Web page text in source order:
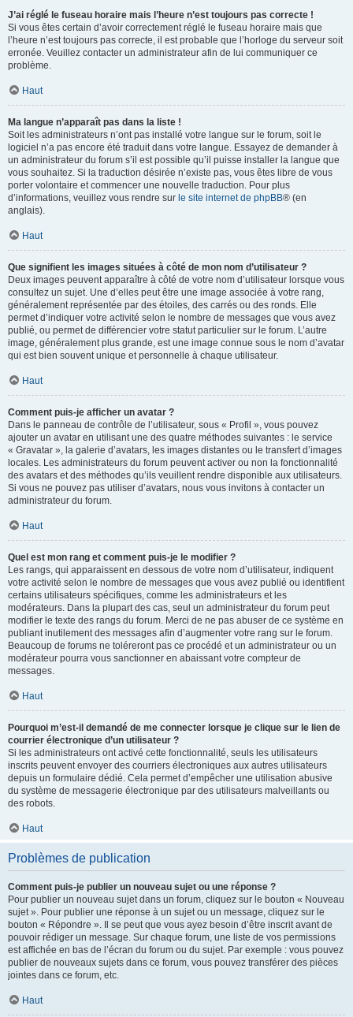
J’ai réglé le fuseau horaire mais l’heure n’est toujours pas correcte !
Si vous êtes certain d’avoir correctement réglé le fuseau horaire mais que
l’heure n’est toujours pas correcte, il est probable que l’horloge du serveur soit
erronée. Veuillez contacter un administrateur afin de lui communiquer ce
problème.
Haut
Ma langue n’apparaît pas dans la liste !
Soit les administrateurs n’ont pas installé votre langue sur le forum, soit le
logiciel n’a pas encore été traduit dans votre langue. Essayez de demander à
un administrateur du forum s’il est possible qu’il puisse installer la langue que
vous souhaitez. Si la traduction désirée n’existe pas, vous êtes libre de vous
porter volontaire et commencer une nouvelle traduction. Pour plus
d’informations, veuillez vous rendre sur le site internet de phpBB® (en
anglais).
Haut
Que signifient les images situées à côté de mon nom d’utilisateur ?
Deux images peuvent apparaître à côté de votre nom d’utilisateur lorsque vous
consultez un sujet. Une d’elles peut être une image associée à votre rang,
généralement représentée par des étoiles, des carrés ou des ronds. Elle
permet d’indiquer votre activité selon le nombre de messages que vous avez
publié, ou permet de différencier votre statut particulier sur le forum. L’autre
image, généralement plus grande, est une image connue sous le nom d’avatar
qui est bien souvent unique et personnelle à chaque utilisateur.
Haut
Comment puis-je afficher un avatar ?
Dans le panneau de contrôle de l’utilisateur, sous « Profil », vous pouvez
ajouter un avatar en utilisant une des quatre méthodes suivantes : le service
« Gravatar », la galerie d’avatars, les images distantes ou le transfert d’images
locales. Les administrateurs du forum peuvent activer ou non la fonctionnalité
des avatars et des méthodes qu’ils veuillent rendre disponible aux utilisateurs.
Si vous ne pouvez pas utiliser d’avatars, nous vous invitons à contacter un
administrateur du forum.
Haut
Quel est mon rang et comment puis-je le modifier ?
Les rangs, qui apparaissent en dessous de votre nom d’utilisateur, indiquent
votre activité selon le nombre de messages que vous avez publié ou identifient
certains utilisateurs spécifiques, comme les administrateurs et les
modérateurs. Dans la plupart des cas, seul un administrateur du forum peut
modifier le texte des rangs du forum. Merci de ne pas abuser de ce système en
publiant inutilement des messages afin d’augmenter votre rang sur le forum.
Beaucoup de forums ne toléreront pas ce procédé et un administrateur ou un
modérateur pourra vous sanctionner en abaissant votre compteur de
messages.
Haut
Pourquoi m’est-il demandé de me connecter lorsque je clique sur le lien de
courrier électronique d’un utilisateur ?
Si les administrateurs ont activé cette fonctionnalité, seuls les utilisateurs
inscrits peuvent envoyer des courriers électroniques aux autres utilisateurs
depuis un formulaire dédié. Cela permet d’empêcher une utilisation abusive
du système de messagerie électronique par des utilisateurs malveillants ou
des robots.
Haut
Problèmes de publication
Comment puis-je publier un nouveau sujet ou une réponse ?
Pour publier un nouveau sujet dans un forum, cliquez sur le bouton « Nouveau
sujet ». Pour publier une réponse à un sujet ou un message, cliquez sur le
bouton « Répondre ». Il se peut que vous ayez besoin d’être inscrit avant de
pouvoir rédiger un message. Sur chaque forum, une liste de vos permissions
est affichée en bas de l’écran du forum ou du sujet. Par exemple : vous pouvez
publier de nouveaux sujets dans ce forum, vous pouvez transférer des pièces
jointes dans ce forum, etc.
Haut